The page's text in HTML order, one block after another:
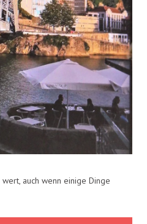
auch wenn einige Dinge